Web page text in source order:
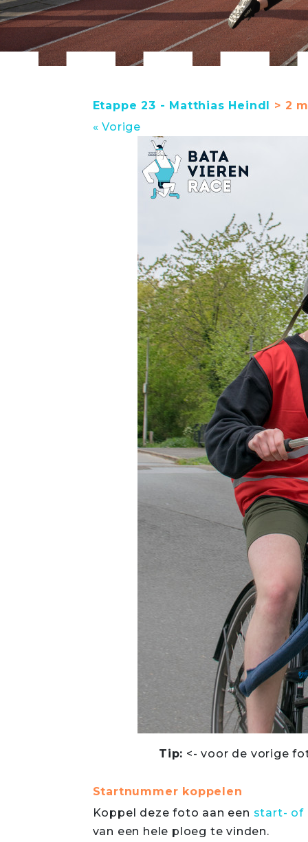
Etappe 23 - Matthias Heindl > 2
« Vorige
Tip: <- voor de vorige
Startnummer koppelen
Koppel deze foto aan een start- of
van een hele ploeg te vinden.